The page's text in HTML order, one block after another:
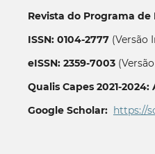
Revista do Programa de
ISSN: 0104-2777(Versão
eISSN: 2359-7003
Qualis Capes 2021-2024:
Google Scholar: https://